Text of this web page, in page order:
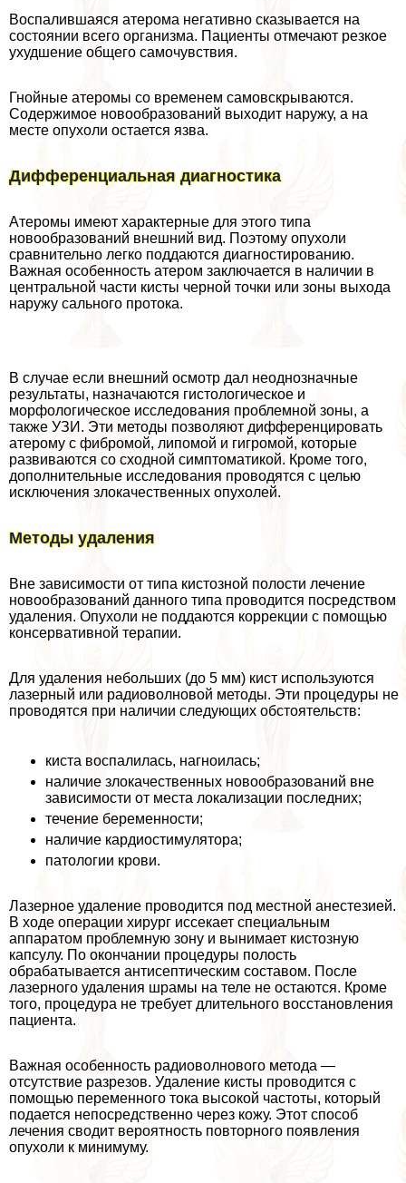
Воспалившаяся атерома негативно сказывается на
состоянии всего организма. Пациенты отмечают резкое
ухудшение общего самочувствия.
Гнойные атеромы со временем самовскрываются.
Содержимое новообразований выходит наружу, а на
месте опухоли остается язва.
Дифференциальная диагностика
Атеромы имеют хаpaктерные для этого типа
новообразований внешний вид. Поэтому опухоли
сравнительно легко поддаются диагностированию.
Важная особенность атером заключается в наличии в
центральной части кисты черной точки или зоны выхода
наружу сального протока.
В случае если внешний осмотр дал неоднозначные
результаты, назначаются гистологическое и
морфологическое исследования проблемной зоны, а
также УЗИ. Эти методы позволяют дифференцировать
атерому с фибромой, липомой и гигромой, которые
развиваются со сходной симптоматикой. Кроме того,
дополнительные исследования проводятся с целью
исключения злокачественных опухолей.
Методы удаления
Вне зависимости от типа кистозной полости лечение
новообразований данного типа проводится посредством
удаления. Опухоли не поддаются коррекции с помощью
консервативной терапии.
Для удаления небольших (до 5 мм) кист используются
лазерный или радиоволновой методы. Эти процедуры не
проводятся при наличии следующих обстоятельств:
киста воспалилась, нагноилась;
наличие злокачественных новообразований вне
зависимости от места локализации последних;
течение беременности;
наличие кардиостимулятора;
патологии крови.
Лазерное удаление проводится под местной анестезией.
В ходе операции хирург иссекает специальным
аппаратом проблемную зону и вынимает кистозную
капсулу. По окончании процедуры полость
обpaбатывается антисептическим составом. После
лазерного удаления шрамы на теле не остаются. Кроме
того, процедypa не требует длительного восстановления
пациента.
Важная особенность радиоволнового метода —
отсутствие разрезов. Удаление кисты проводится с
помощью переменного тока высокой частоты, который
подается непосредственно через кожу. Этот способ
лечения сводит вероятность повторного появления
опухоли к минимуму.